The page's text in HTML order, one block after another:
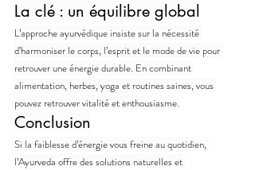
La clé : un équilibre global
L’approche ayurvédique insiste sur la nécessité
d’harmoniser le corps, l’esprit et le mode de vie pour
retrouver une énergie durable. En combinant
alimentation, herbes, yoga et routines saines, vous
pouvez retrouver vitalité et enthousiasme.
Conclusion
Si la faiblesse d’énergie vous freine au quotidien,
l’Ayurveda offre des solutions naturelles et